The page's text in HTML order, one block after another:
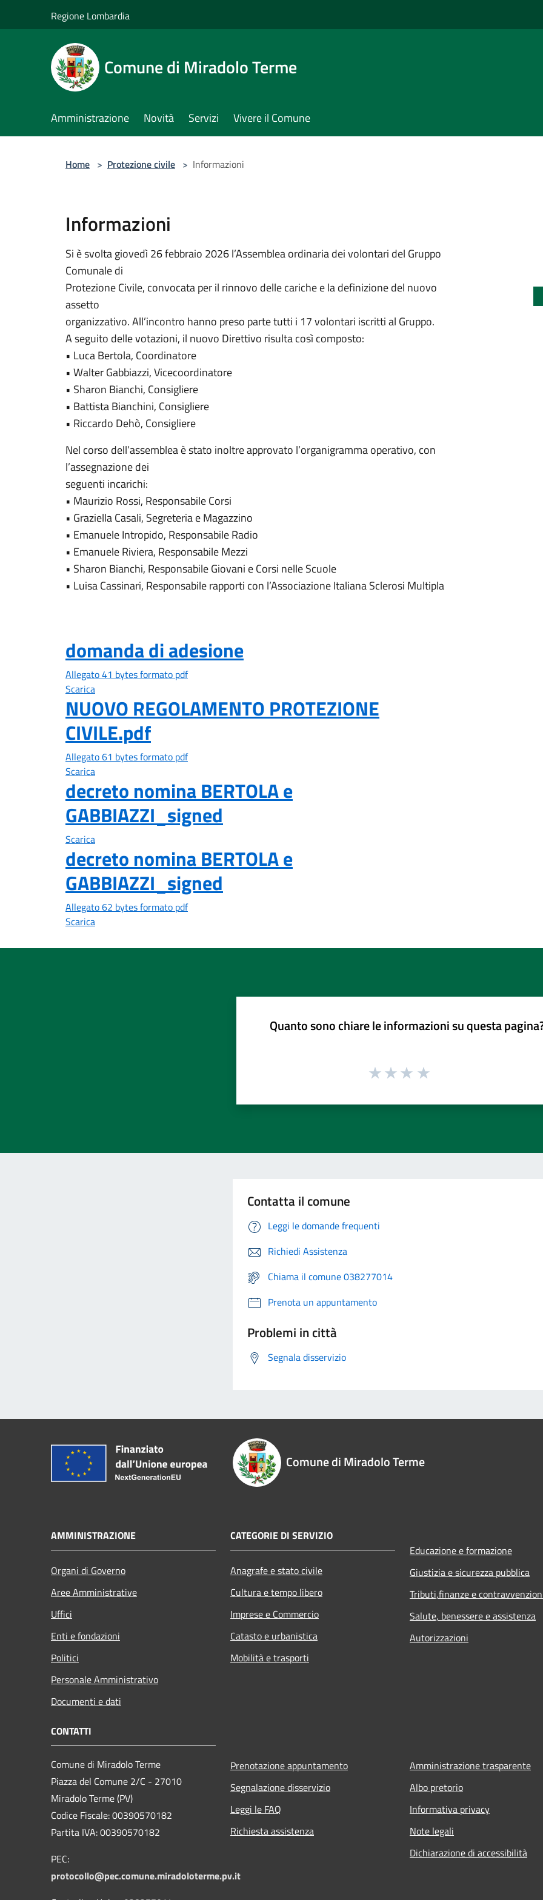
Regione Lombardia
Comune di Miradolo Terme
Amministrazione Novità Servizi Vivere il Comune
Home > Protezione civile > Informazioni
Informazioni
Si è svolta giovedì 26 febbraio 2026 l’Assemblea ordinaria dei volontari del Gruppo
Comunale di
Protezione Civile, convocata per il rinnovo delle cariche e la definizione del nuovo
assetto
organizzativo. All’incontro hanno preso parte tutti i 17 volontari iscritti al Gruppo.
A seguito delle votazioni, il nuovo Direttivo risulta così composto:
• Luca Bertola, Coordinatore
• Walter Gabbiazzi, Vicecoordinatore
• Sharon Bianchi, Consigliere
• Battista Bianchini, Consigliere
• Riccardo Dehò, Consigliere
Nel corso dell’assemblea è stato inoltre approvato l’organigramma operativo, con
l’assegnazione dei
seguenti incarichi:
• Maurizio Rossi, Responsabile Corsi
• Graziella Casali, Segreteria e Magazzino
• Emanuele Intropido, Responsabile Radio
• Emanuele Riviera, Responsabile Mezzi
• Sharon Bianchi, Responsabile Giovani e Corsi nelle Scuole
• Luisa Cassinari, Responsabile rapporti con l’Associazione Italiana Sclerosi Multipla
domanda di adesione
Allegato 41 bytes formato pdf
Scarica
NUOVO REGOLAMENTO PROTEZIONE
CIVILE.pdf
Allegato 61 bytes formato pdf
Scarica
decreto nomina BERTOLA e
GABBIAZZI_signed
Scarica
decreto nomina BERTOLA e
GABBIAZZI_signed
Allegato 62 bytes formato pdf
Scarica
Quanto sono chiare le informazioni su questa
Contatta il comune
Leggi le domande frequenti
Richiedi Assistenza
Chiama il comune 038277014
Prenota un appuntamento
Problemi in città
Segnala disservizio
Comune di Miradolo Terme
AMMINISTRAZIONE
Organi di Governo
Aree Amministrative
Uffici
Enti e fondazioni
Politici
Personale Amministrativo
Documenti e dati
CATEGORIE DI SERVIZIO
Anagrafe e stato civile
Cultura e tempo libero
Imprese e Commercio
Catasto e urbanistica
Mobilità e trasporti
Educazione e formazione
Giustizia e sicurezza pubblica
Tributi,finanze e
Salute, benessere e assistenza
Autorizzazioni
CONTATTI
Comune di Miradolo Terme
Piazza del Comune 2/C - 27010
Miradolo Terme (PV)
Codice Fiscale: 00390570182
Partita IVA: 00390570182
PEC:
protocollo@pec.comune.miradoloterme.pv.it
Prenotazione appuntamento
Segnalazione disservizio
Leggi le FAQ
Richiesta assistenza
Amministrazione trasparente
Albo pretorio
Informativa privacy
Note legali
Dichiarazione di accessibilità